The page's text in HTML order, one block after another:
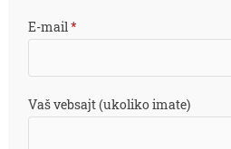
E-mail*
Vaš vebsajt (ukoliko imate)